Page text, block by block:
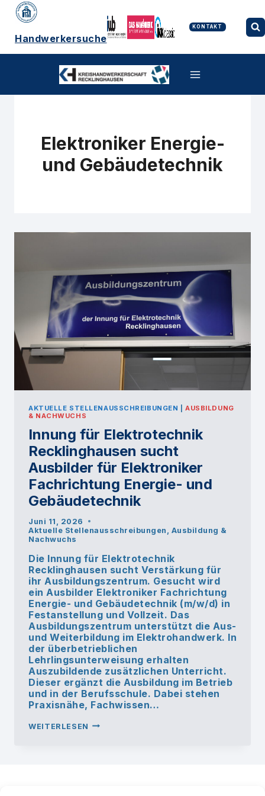
Zum
Inhalt
Handwerkersuche
KONTAKT
Elektroniker Energie-
und Gebäudetechnik
AKTUELLE STELLENAUSSCHREIBUNGEN |AUSBILDUNG
& NACHWUCHS
Innung für Elektrotechnik
Recklinghausen sucht
Ausbilder für Elektroniker
Fachrichtung Energie- und
Gebäudetechnik
Juni 11, 2026
Aktuelle Stellenausschreibungen
Ausbildung &
Nachwuchs
Die Innung für Elektrotechnik
Recklinghausen sucht Verstärkung für
ihr Ausbildungszentrum. Gesucht wird
ein Ausbilder Elektroniker Fachrichtung
Energie- und Gebäudetechnik (m/w/d) in
Festanstellung und Vollzeit. Das
Ausbildungszentrum unterstützt die Aus-
und Weiterbildung im Elektrohandwerk. In
der überbetrieblichen
Lehrlingsunterweisung erhalten
Auszubildende zusätzlichen Unterricht.
Dieser ergänzt die Ausbildung im Betrieb
und in der Berufsschule. Dabei stehen
Praxisnähe, Fachwissen…
WEITERLESEN INNUNG